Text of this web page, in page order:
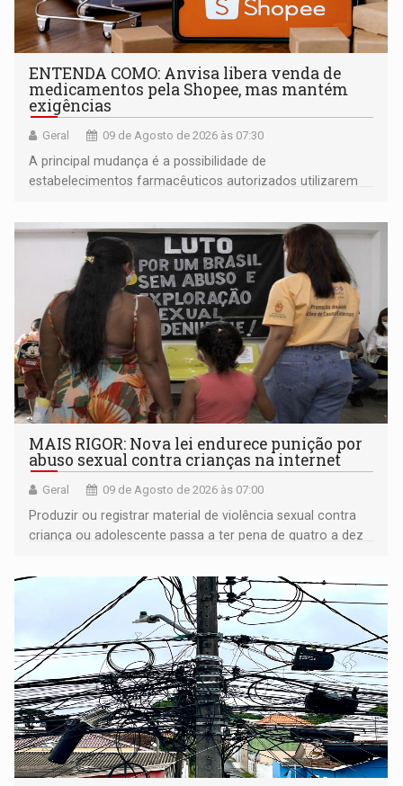
ENTENDA COMO: Anvisa libera venda de
medicamentos pela Shopee, mas mantém
exigências
Geral 09 de Agosto de 2026 às 07:30
A principal mudança é a possibilidade de
estabelecimentos farmacêuticos autorizados utilizarem
MAIS RIGOR: Nova lei endurece punição por
abuso sexual contra crianças na internet
Geral 09 de Agosto de 2026 às 07:00
Produzir ou registrar material de violência sexual contra
criança ou adolescente passa a ter pena de quatro a dez